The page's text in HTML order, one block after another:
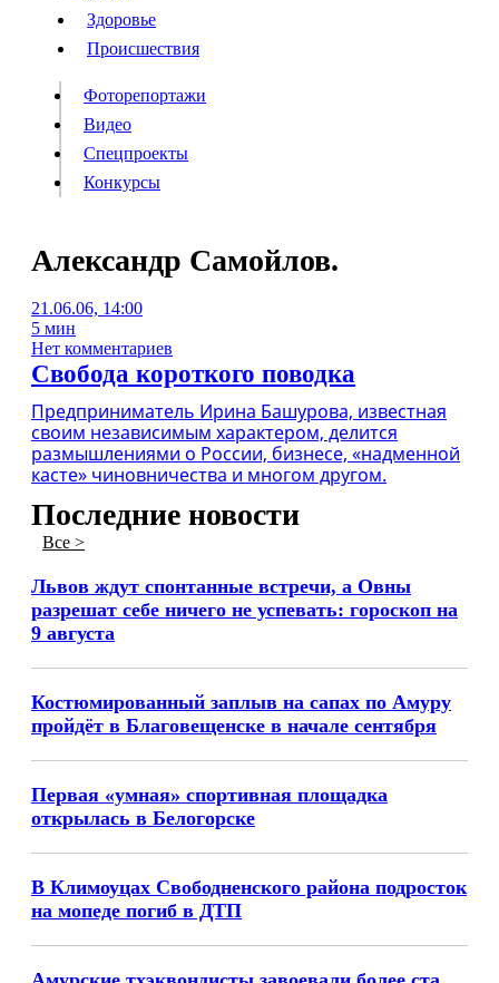
Происшествия
Видео
Конкурсы
ИнформацияПодписка
Здоровье
Происшествия
Фоторепортажи
Видео
Спецпроекты
Конкурсы
Александр Самойлов.
21.06.06, 14:00
5 мин
Нет комментариев
Свобода короткого поводка
Предприниматель Ирина Башурова, известная
своим независимым характером, делится
размышлениями о России, бизнесе, «надменной
касте» чиновничества и многом другом.
Последние новости
Все >
Львов ждут спонтанные встречи, а Овны
разрешат себе ничего не успевать: гороскоп на
9 августа
Костюмированный заплыв на сапах по Амуру
пройдёт в Благовещенске в начале сентября
Первая «умная» спортивная площадка
открылась в Белогорске
В Климоуцах Свободненского района подросток
на мопеде погиб в ДТП